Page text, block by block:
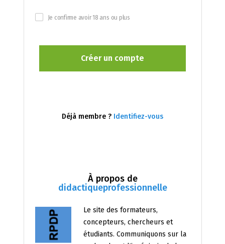
À propos de
didactiqueprofessionnelle
Le site des formateurs,
concepteurs, chercheurs et
étudiants. Communiquons sur la
Je confirme avoir 18 ans ou plus
Déjà membre ? Identifiez-vous